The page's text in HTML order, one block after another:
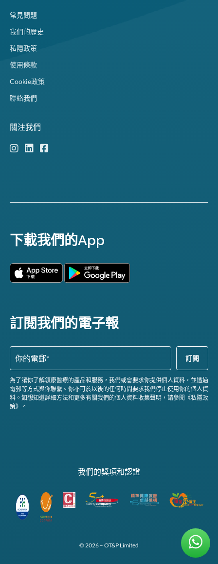
常見問題
我們的歷史
私隱政策
使用條款
Cookie政策
聯絡我們
關注我們
下載我們的App
訂閱我們的電子報
為了讓你了解領康醫療的產品和服務，我們或會要求你提供個人資料，並透過
電郵等方式與你聯繫。你亦可於以後的任何時間要求我們停止使用你的個人資
料。如想知道詳細方法和更多有關我們的個人資料收集聲明，請參閱《私隱政
策》。
我們的獎項和認證
© 2026 – OT&P Limited